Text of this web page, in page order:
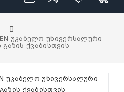
EN უკაბელო უნივერსალური
ქვაბისთვის